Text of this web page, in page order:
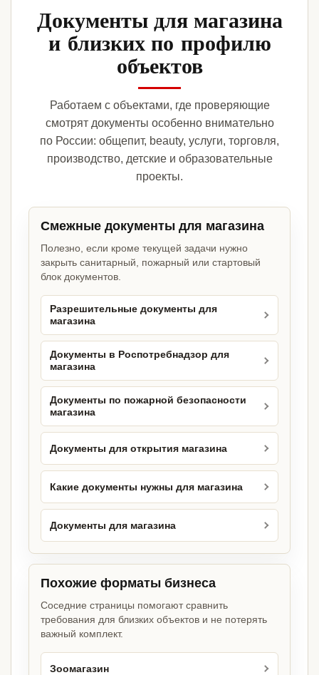
Документы для магазина
и близких по профилю
объектов
Работаем с объектами, где проверяющие
смотрят документы особенно внимательно
по России: общепит, beauty, услуги, торговля,
производство, детские и образовательные
проекты.
Смежные документы для магазина
Полезно, если кроме текущей задачи нужно
закрыть санитарный, пожарный или стартовый
блок документов.
Разрешительные документы для
магазина
Документы в Роспотребнадзор для
магазина
Документы по пожарной безопасности
магазина
Документы для открытия магазина
Какие документы нужны для магазина
Документы для магазина
Похожие форматы бизнеса
Соседние страницы помогают сравнить
требования для близких объектов и не потерять
важный комплект.
Зоомагазин